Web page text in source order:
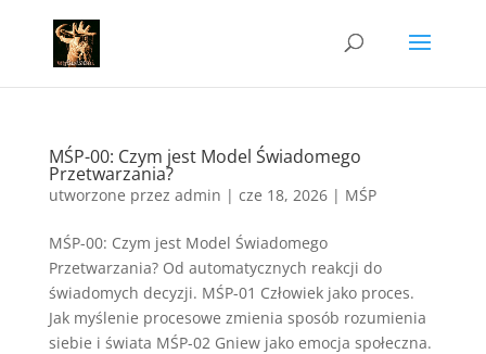
MŚP-00: Czym jest Model Świadomego
Przetwarzania?
utworzone przez admin | cze 18, 2026| MŚP
MŚP-00: Czym jest Model Świadomego
Przetwarzania? Od automatycznych reakcji do
świadomych decyzji. MŚP-01 Człowiek jako proces.
Jak myślenie procesowe zmienia sposób rozumienia
siebie i świata MŚP-02 Gniew jako emocja społeczna.